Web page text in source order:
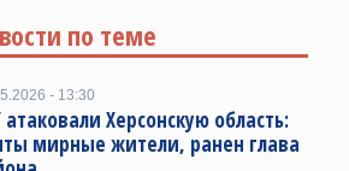
по теме
- 13:30
атаковали Херсонскую область:
мирные жители, ранен глава